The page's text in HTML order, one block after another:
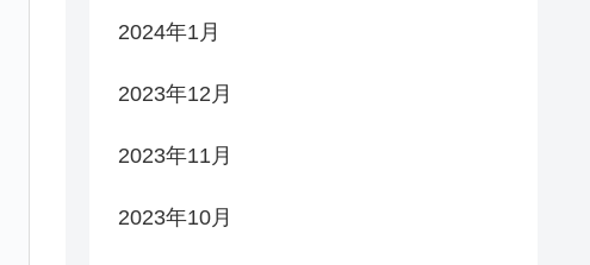
2024年1月
2023年12月
2023年11月
2023年10月